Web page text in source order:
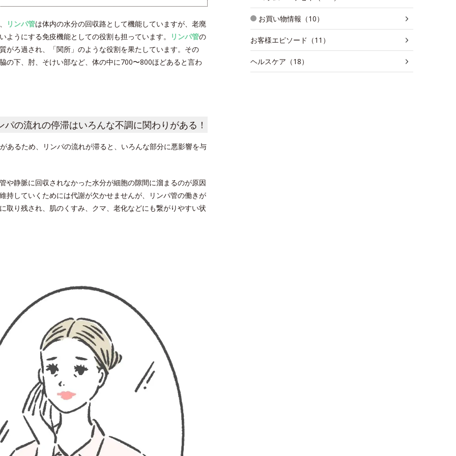
リンパ管は体内の水分の回収路として機能していますが、老廃
ようにする免疫機能としての役割も担っています。
リンパ管の
がろ過され、「関所」のような役割を果たしています。その
の下、肘、そけい部など、体の中に700〜800ほどあると言わ
の流れの停滞はいろんな不調に関わりがある！
あるため、リンパの流れが滞ると、いろんな部分に悪影響を与
や静脈に回収されなかった水分が細胞の隙間に溜まるのが原因
持していくためには代謝が欠かせませんが、リンパ管の働きが
取り残され、肌のくすみ、クマ、老化などにも繋がりやすい状
お買い物情報（10）
お客様エピソード（11）
ヘルスケア（18）